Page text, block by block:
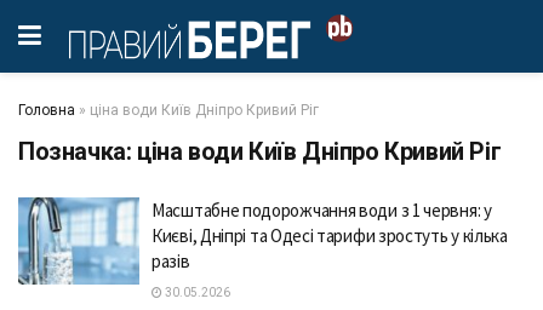
Головна » ціна води Київ Дніпро Кривий Ріг
Позначка: ціна води Київ Дніпро Кривий Ріг
Масштабне подорожчання води з 1 червня: у
Києві, Дніпрі та Одесі тарифи зростуть у кілька
разів
30.05.2026